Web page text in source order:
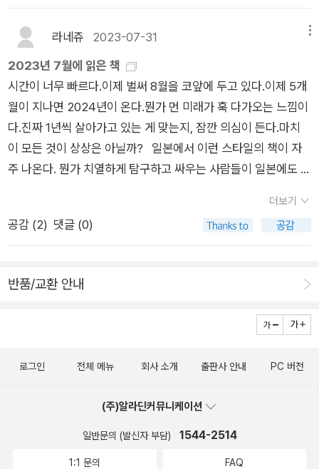
서 글 써.-문장은 우리를 보호하는 갑옷이고, 찌르는 창이고, 잘라
내는 칼날이고, 이어주는 교각이지만, 대체로 이 채팅방의 문장은
쓰레기에 가까웠다.(‘발 없는 새 떨어뜨리기’ 중)-어머머, 근희 가
슴이 왜 이렇게 커? 친구들은 오근희의 방송을 보고 나서 나의 상
반신을 보더니 다들 고개를 갸웃거렸다. 나는 벌컥 소리를 내질렀
다. 저급한 것들아, 내 동생 가슴 그만 봐! 나는 친구들을 향해 외
쳤지만, 사실 세상을 향해 외친 것이나 다름없었다. 내 동생 가슴
해. 그게 얼마나 힘든 일인지 언니는 모르지? 한 가지 더 언니가
모르는 게 있어. 관종도 직업이 될 수 있다는 거야. 그걸 왜 모를
까. 왜겠어. 언니가 꼰대라서 그런 거지.(‘젊은 근희의 행진’ 중)-
하게 앞만 보며 뒷짐을 지고 걸었다. 그는 이래도 돌아보지 않나
싶어 한번 매미 소리를 내봤다.매앰매앰.김 사장은 그의 목소리를
듣지 못한 건지 아니면 듣고서도 모른 척하고 싶었던 건지 고개를
그를 투명 인간으로 취급하는 김 사장과 동네 주민들에게.(‘그는
년 3/4월호〈엉킨 소매〉 ……… 《문학과사회》 2022년 가을호〈발
없는 새 떨어뜨리기〉 ……… 《릿터》 2022년 4/5월호〈젊은 근희
의 행진〉 ……… 《악스트》 2022년 1/2월호〈연희동의 밤〉 ………
누리는 거야. 그렇게 생각해본 적 있어?없다. 그런 생각은 해본
적이 없다. 나 같은 비의료인은 더욱 정확하고 빠른 의료 서비스
를 원한다. 비급여진료가 대폭 줄어들길 원한다. 건강보험료가 더
낮아지길 원한다. 의사가 더 친절해지길 원한다. 간호사가 주사를
안 아프게 놓아주길 원한다. 24시간 원할 때 언제든지 신속하게
의료 서비스를 받길 원한다. 그런데 사영아, 너는 그런 일을 해서
돈 많이 벌거 아니야. 코로나 시국에 잘릴 걱정도 없을 거 아니야.
못해서 미안한 마음이 들기보다 사영은 나의 고통을 얼마나 이해
하고 있을까, 그런 이기적인 생각만 들었다.(105-106)”“부동산
매수학이라는 교과목이 있어야 한다. 적어도 중등 교육 과정부터
를 가르치고, 대학 교육 과정에선 임장을 다닐 때의 팁을 가르쳐
야 한다. 대놓고 부동산 공화국이 되는 게 낫다. 대놓고 속물이 되
는 편이 낫다. 그러면 적어도 그녀처럼 부동산 투기를 부도덕한
나오지 않을 테니까. 차라리 다 같이 속물이 되잔 말이야!(22
박 면접 끝에 연락이 오지 않아도 긍정, 손님이 없어도 긍정. 뭐
어쩔 수 없잖아 그냥 받아들여라는 무책임한 긍정을 강제로 주는
손에 쥐여주며 웃는다. 표제작 「젊은 근희의 행진」은 동생 근희가
회사를 그만두고 유튜브 방송을 하는 걸 지켜보는 언니 문희의 이
야기이다. 모두가 유명해지는 시대에 나 역시도 유명해지면 안 되
겠느냐고 책 유튜버를 하더니 똑똑해진 근희의 주장에 나는 힘을
실어주고 싶다. 유명해져서 종합소득세 내자, 근희야. 동생을 아
메바라고 하지만 문희는 근희를 사랑하고 걱정한다. 미조, 근희,
럼에도 그들은 행진을 이어간다. 현시대에 우리의 모습이 될 수
있는 인물들을 가까이서 바라보면 마음이 무거워진다.
라네쥬 2023-07-31
2023년 7월에 읽은 책
시간이 너무 빠르다.이제 벌써 8월을 코앞에 두고 있다.이제 5개
월이 지나면 2024년이 온다.뭔가 먼 미래가 훅 다가오는 느낌이
다.진짜 1년씩 살아가고 있는 게 맞는지, 잠깐 의심이 든다.마치
이 모든 것이 상상은 아닐까? 일본에서 이런 스타일의 책이 자
주 나온다. 뭔가 치열하게 탐구하고 싸우는 사람들이 일본에도 있
시작했는데 두 사람의 편지 형식으로 책이 구성되어 있다. 다들
비슷한 생각을 하지만, 열심히 살아가고 있다. 오승호 작가님의
신간이 나왔으니 안 읽어볼 수 없다. 매우 흥미로운 도입부로 시
에세이도 좋아하지만 에세이를 조금 더 좋아한다. 신간 표지가 너
무 여름에 딱 맞게 시원한 색감이라 더욱 끌렸다. 다음 권을 기
다릴 한국소설 작가님이 한 분 더 생겼다. 물론 단편소설 속의 주
행 속에서 때로는 아프고 때로는 위로 받는데 이 모습이 낯설지
면 좋겠어요. 마이클 코넬리 작가님의 책이 오랜만에 번역되었
는데 이제 다음 번에 해리 보슈 시리즈를 기대되는 걸까? 미키 할
러 시리즈보다 해리 보슈 시리즈를 더욱 좋아하는 1인이다.
더보기
공감 (2) 댓글 (0)
반품/교환 안내
로그인 전체 메뉴 회사 소개 출판사 안내 PC 버전
(주)알라딘커뮤니케이션
일반문의 (발신자 부담) 1544-2514
1:1 문의 FAQ